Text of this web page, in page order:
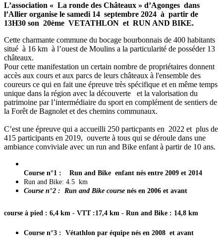
L’association « La ronde des Châteaux » d’Agonges dans
l’Allier organise le samedi 14 septembre 2024 à partir de
13H30 son 20ème VETATHLON et RUN AND BIKE.
Cette charmante commune du bocage bourbonnais de 400 habitants
situé à 16 km à l’ouest de Moulins a la particularité de posséder 13
châteaux.
Pour cette manifestation un certain nombre de propriétaires donnent
accès aux cours et aux parcs de leurs châteaux à l'ensemble des
coureurs ce qui en fait une épreuve très spécifique et en même temps
unique dans la région avec la découverte et la valorisation du
patrimoine par l’intermédiaire du sport en complément de sentiers de
la Forêt de Bagnolet et des chemins communaux.
C’est une épreuve qui a accueilli 250 particpants en 2022 et plus de
415 participants en 2019, ouverte à tous qui se déroule dans une
ambiance conviviale avec un run and Bike enfant à partir de 10 ans.
Course n°1 : Run and Bike enfant nés entre 2009 et 2014
Run and Bike: 4.5 km
Course n°2 : Run and Bike course nés en 2006 et avant
course à pied : 6,4 km - VTT :17,4 km - Run and Bike : 14,8 km
Course n°3 : Vétathlon par équipe nés en 2008 et avant